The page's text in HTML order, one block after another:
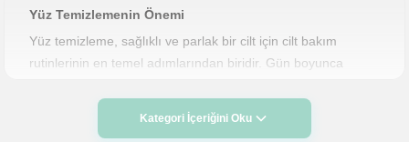
Yüz Temizlemenin Önemi
Yüz temizleme, sağlıklı ve parlak bir cilt için cilt bakım
rutinlerinin en temel adımlarından biridir. Gün boyunca
etkenlere maruz kalır. Bu birikintiler, gözenekleri tıkayarak
ciltte siyah nokta, akne ve matlık gibi problemlere yol
Kategori İçeriğini Oku